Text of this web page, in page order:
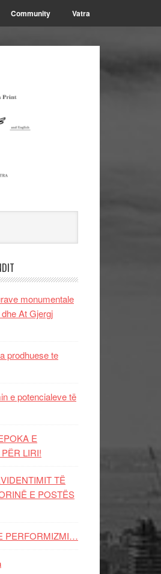
Community Vatra
monumentale
At Gjergj
prodhuese te
e potencialeve të
E
LIRI!
TË
E POSTËS
PERFORMIZMI…